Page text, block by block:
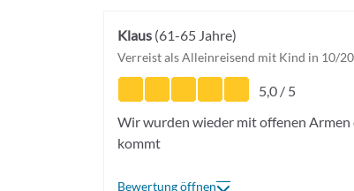
Klaus (61-65 Jahre)
Verreist als Alleinreisend mit Kind in 10/
5,0 / 5
Wir wurden wieder mit offenen Armen
kommt
Bewertung öffnen